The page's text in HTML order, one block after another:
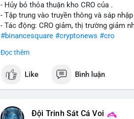
- Hủy bỏ thỏa thuận kho CRO của .
- Tập trung vào truyền thông và sáp
- Tác động: CRO giảm, thị trường giảm
#binancesquare #cryptonews #cro
$cro
#vlikevn #titanbot
Đọc thêm
Like Bình luận
Đội Trinh Sát Cá Voi